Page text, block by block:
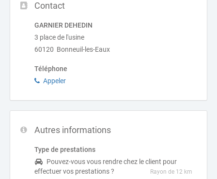
Contact
GARNIER DEHEDIN
3 place de l'usine
60120 Bonneuil-les-Eaux
Téléphone
Appeler
Autres informations
Type de prestations
Pouvez-vous vous rendre chez le client pour
effectuer vos prestations ?
Rayon de 12 km